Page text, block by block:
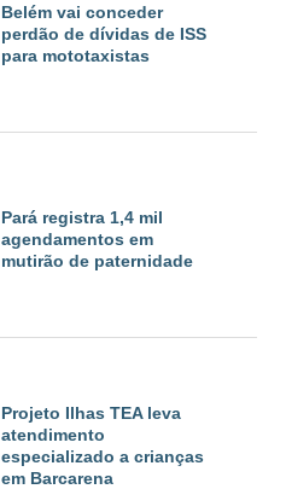
Belém vai conceder
perdão de dívidas de ISS
para mototaxistas
Pará registra 1,4 mil
agendamentos em
mutirão de paternidade
Projeto Ilhas TEA leva
atendimento
especializado a crianças
em Barcarena